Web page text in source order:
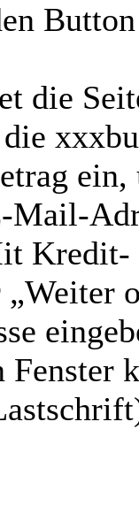
Button
die
Mail-
Kredit-
„Weiter
Fenster